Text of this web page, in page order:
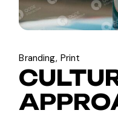
Branding Print